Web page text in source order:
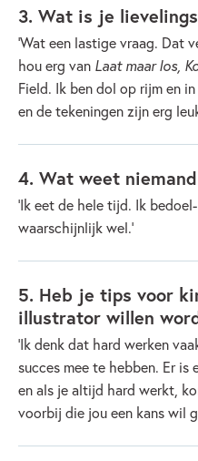
3. Wat is je
‘Wat een lastige vraag. Dat
hou erg van Laat maar los,
Field. Ik ben dol op rijm en
en de tekeningen zijn erg
4. Wat weet
‘Ik eet de hele tijd. Ik
waarschijnlijk wel.’
5. Heb je tips voor
illustrator willen
‘Ik denk dat hard werken
succes mee te hebben. Er is
en als je altijd hard werkt,
voorbij die jou een kans wil